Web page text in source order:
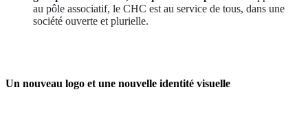
au pôle associatif, le CHC est au service de tous, dans une
société ouverte et plurielle.
Un nouveau logo et une nouvelle identité visuelle